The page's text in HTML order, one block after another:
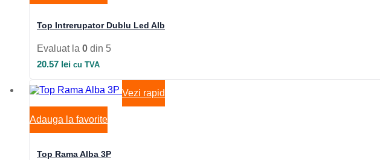
Top Intrerupator Dublu Led Alb
Evaluat la 0 din 5
20.57 lei cu TVA
Vezi rapid
Adauga la favorite
Top Rama Alba 3P